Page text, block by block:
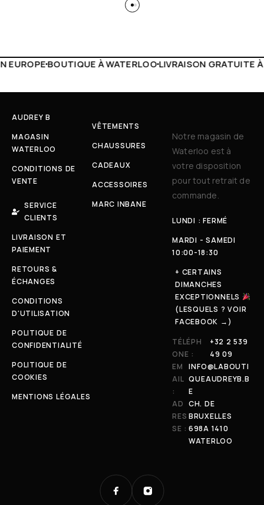
LIVRAISON GRATUITE À PARTIR DE 150€LIVE
AUDREY B
MAGASIN
WATERLOO
CONDITIONS DE
VENTE
SERVICE
CLIENTS
LIVRAISON ET
PAIEMENT
RETOURS &
ÉCHANGES
CONDITIONS
D'UTILISATION
POLITIQUE DE
CONFIDENTIALITÉ
POLITIQUE DE
COOKIES
MENTIONS LÉGALES
VÊTEMENTS
CHAUSSURES
CADEAUX
ACCESSOIRES
MARC INBANE
Notre magasin de
Waterloo est à
votre disposition
pour tout retrait de
commande.
LUNDI : FERMÉ
MARDI - SAMEDI
10:00-18:30
+ CERTAINS
DIMANCHES
EXCEPTIONNELS
(LESQUELS ? VOIR
FACEBOOK →)
TÉLÉPH
ONE :
+32 2 539
49 09
EM
AIL
:
INFO@LABOUTI
QUEAUDREYB.B
E
AD
RES
SE :
CH. DE
BRUXELLES
698A 1410
WATERLOO